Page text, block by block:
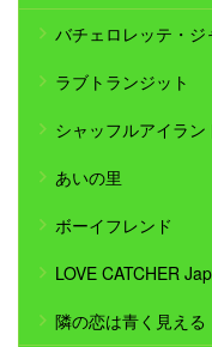
バチェロレッテ・ジ
ラブトランジット
シャッフルアイラン
あいの里
ボーイフレンド
LOVE CATCHER
隣の恋は青く見える